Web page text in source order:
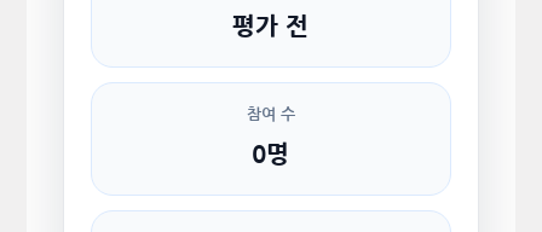
평가 전
참여 수
0명